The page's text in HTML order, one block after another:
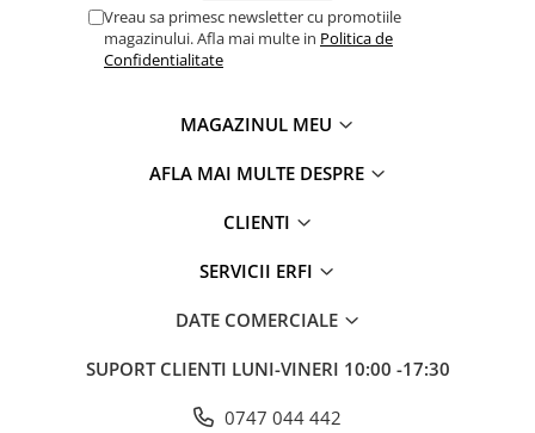
Vreau sa primesc newsletter cu promotiile
magazinului. Afla mai multe in Politica de
Confidentialitate
MAGAZINUL MEU
AFLA MAI MULTE DESPRE
CLIENTI
SERVICII ERFI
DATE COMERCIALE
SUPORT CLIENTI LUNI-VINERI 10:00 -17:30
0747 044 442